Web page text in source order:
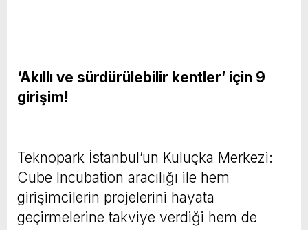
‘Akıllı ve sürdürülebilir kentler’ için 9
girişim!
Teknopark İstanbul’un Kuluçka Merkezi:
Cube Incubation aracılığı ile hem
girişimcilerin projelerini hayata
geçirmelerine takviye verdiği hem de